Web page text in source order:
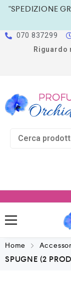
"SPEDIZIONE
070 837299
Riguardo
Home
SPUGNE (2